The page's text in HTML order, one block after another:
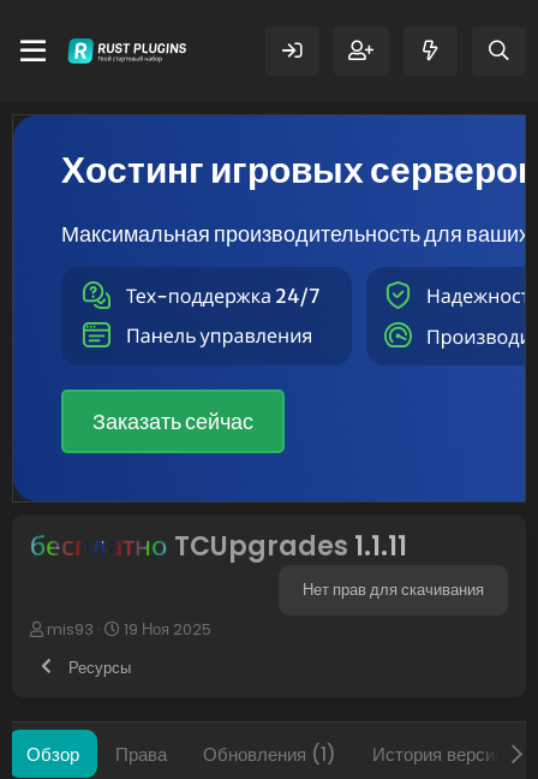
Хостинг игровых серверов
Максимальная производительность для ваших
Заказать сейчас
бесплатно TCUpgrades 1.1.11
Нет прав для скачивания
А
т
mis93
Д
т
з
19 Ноя 2025
Ресурсы
Обзор Права Обновления (1) История версий